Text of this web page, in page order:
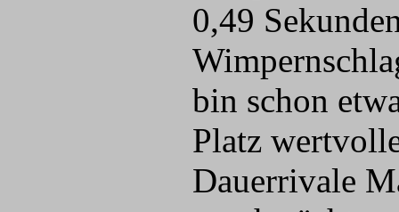
0,49
bin schon
Platz
Dauerrivale